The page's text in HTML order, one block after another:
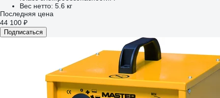
Вес нетто: 5.6 кг
Последняя цена
44 100 ₽
Подписаться